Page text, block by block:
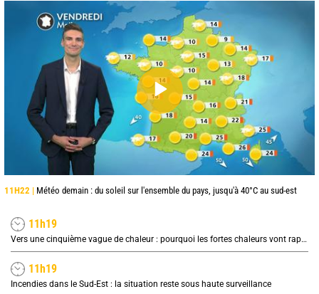
11H22 | Météo demain : du soleil sur l'ensemble du pays, jusqu'à 40°C au sud-est
11h19
Vers une cinquième vague de chaleur : pourquoi les fortes chaleurs vont rapidement revenir en France
11h19
Incendies dans le Sud-Est : la situation reste sous haute surveillance